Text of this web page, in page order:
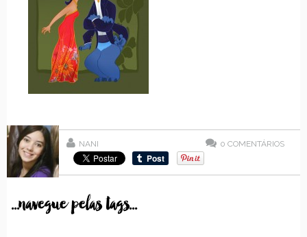
NANI 0 COMENTÁRIOS
...navegue pelas tags...